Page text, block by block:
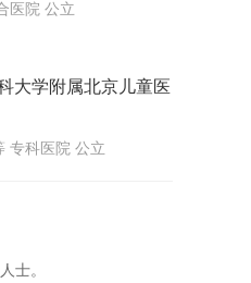
医院 公立
大学附属北京儿童医
专科医院 公立
士。